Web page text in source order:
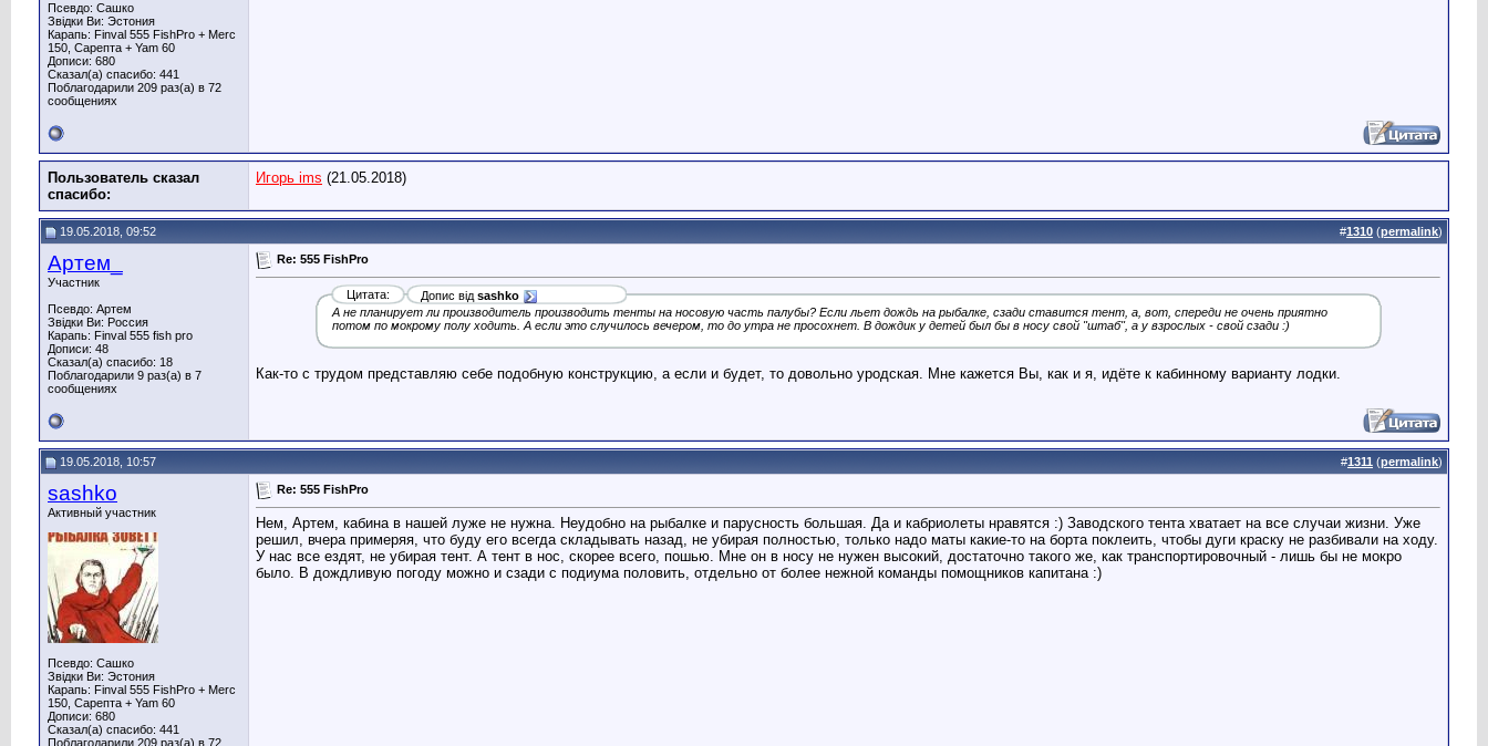
Псевдо: Сашко
Звідки Ви: Эстония
Карапь: Finval 555 FishPro + Merc
150, Сарепта + Yam 60
Дописи: 680
Сказал(а) спасибо: 441
Поблагодарили 209 раз(а) в 72
сообщениях
Пользователь сказал
cпасибо:
Игорь ims (21.05.2018)
19.05.2018, 09:52 #1310 (permalink)
Артем_
Участник
Псевдо: Артем
Звідки Ви: Россия
Карапь: Finval 555 fish pro
Дописи: 48
Сказал(а) спасибо: 18
Поблагодарили 9 раз(а) в 7
сообщениях
Re: 555 FishPro
Цитата: Допис від sashko
А не планирует ли производитель производить тенты на носовую часть палубы? Если льет дождь на рыбалке, сзади ставится тент, а, вот, спереди не очень приятно
потом по мокрому полу ходить. А если это случилось вечером, то до утра не просохнет. В дождик у детей был бы в носу свой "штаб", а у взрослых - свой сзади :)
Как-то с трудом представляю себе подобную конструкцию, а если и будет, то довольно уродская. Мне кажется Вы, как и я, идёте к кабинному варианту лодки.
19.05.2018, 10:57 #1311 (permalink)
sashko
Активный участник
Псевдо: Сашко
Звідки Ви: Эстония
Карапь: Finval 555 FishPro + Merc
150, Сарепта + Yam 60
Дописи: 680
Сказал(а) спасибо: 441
Поблагодарили 209 раз(а) в 72
Re: 555 FishPro
Нем, Артем, кабина в нашей луже не нужна. Неудобно на рыбалке и парусность большая. Да и кабриолеты нравятся :) Заводского тента хватает на все случаи жизни. Уже
решил, вчера примеряя, что буду его всегда складывать назад, не убирая полностью, только надо маты какие-то на борта поклеить, чтобы дуги краску не разбивали на ходу.
У нас все ездят, не убирая тент. А тент в нос, скорее всего, пошью. Мне он в носу не нужен высокий, достаточно такого же, как транспортировочный - лишь бы не мокро
было. В дождливую погоду можно и сзади с подиума половить, отдельно от более нежной команды помощников капитана :)